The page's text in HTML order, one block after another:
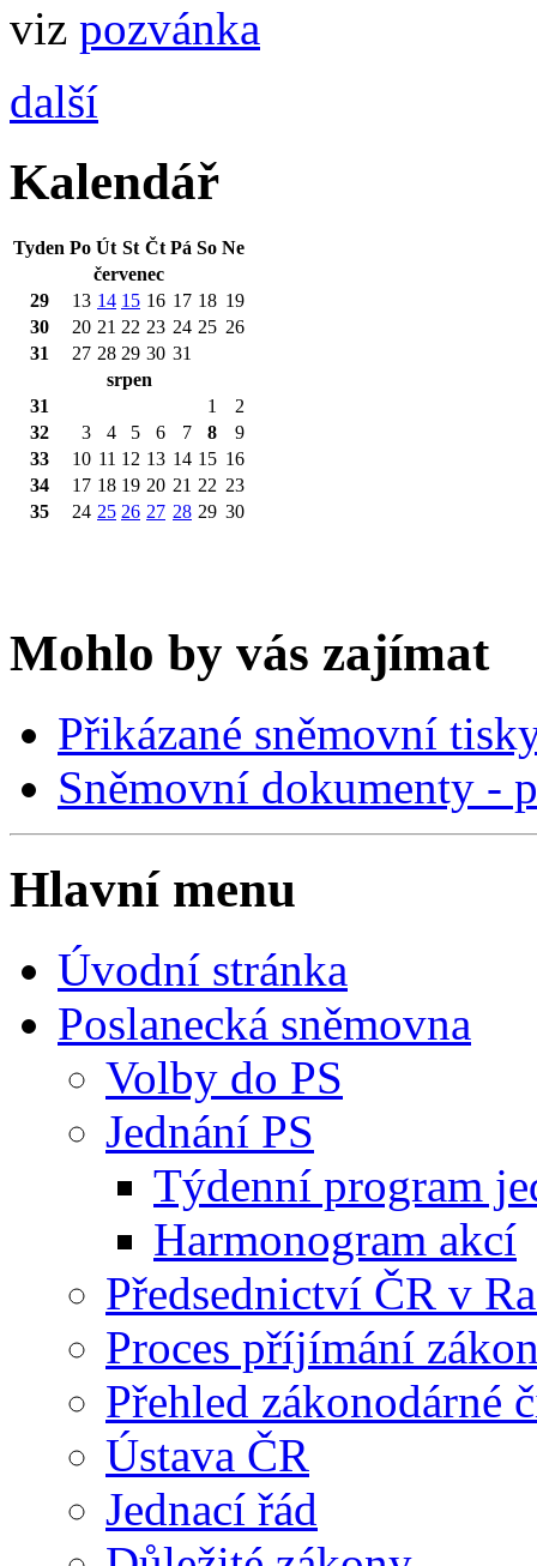
viz pozvánka
další
Kalendář
Tyden Po Út St Čt Pá So Ne
červenec
29
13 14 15 16 17 18 19
30
20 21 22 23 24 25 26
31
27 28 29 30 31
srpen
31
1
2
32
3 4 5 6 7 8
9
33
10 11 12 13 14 15 16
34
17 18 19 20 21 22 23
35
24 25 26 27 28 29 30
Mohlo by vás zajímat
Přikázané sněmovní
Sněmovní dokumenty -
Hlavní menu
Úvodní stránka
Poslanecká sněmovna
Volby do PS
Jednání PS
Týdenní program
Harmonogram akcí
Předsednictví ČR v
Proces příjímání
Přehled zákonodárné
Ústava ČR
Jednací řád